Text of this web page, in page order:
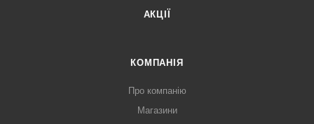
АКЦІЇ
КОМПАНІЯ
Про компанію
Магазини